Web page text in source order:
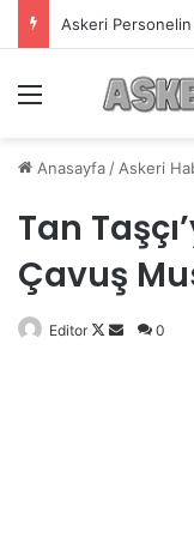
Askeri Personelin
Anasayfa / Askeri
Tan
Çavuş
Editor
Follow
Bir
0